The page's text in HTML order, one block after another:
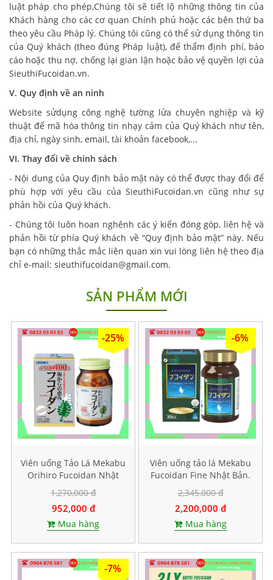
luật pháp cho phép,Chúng tôi sẽ tiết lộ những thông tin của
Khách hàng cho các cơ quan Chính phủ hoặc các bên thứ ba
theo yêu cầu Pháp lý. Chúng tôi cũng có thể sử dụng thông tin
của Quý khách (theo đúng Pháp luật), để thẩm định phí, báo
cáo hoặc thu nợ, chống lại gian lận hoặc bảo vệ quyền lợi của
SieuthiFucoidan.vn.
V. Quy định về an ninh
Website sửdụng công nghệ tường lửa chuyên nghiệp và kỹ
thuật để mã hóa thông tin nhạy cảm của Quý khách như tên,
địa chỉ, ngày sinh, email, tài khoản facebook,...
VI. Thay đổi về chính sách
- Nội dung của Quy định bảo mật này có thể được thay đổi để
phù hợp với yêu cầu của SieuthiFucoidan.vn cũng như sự
phản hồi của Quý khách.
- Chúng tôi luôn hoan nghênh các ý kiến đóng góp, liên hệ và
phản hồi từ phía Quý khách về “Quy định bảo mật” này. Nếu
bạn có những thắc mắc liên quan xin vui lòng liên hệ theo địa
chỉ e-mail: sieuthifucoidan@gmail.com.
SẢN PHẨM MỚI
-25%
Viên uống Tảo Lá Mekabu
Orihiro Fucoidan Nhật
Bản. Hộp 90 viên
1,270,000 đ
952,000 đ
Mua hàng
-6%
Viên uống tảo lá Mekabu
Fucoidan Fine Nhật Bản.
Hộp 198 viên
2,345,000 đ
2,200,000 đ
Mua hàng
-7%